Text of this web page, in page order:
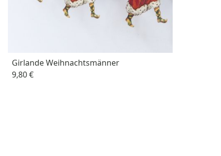
Girlande Weihnachtsmänner
9,80 €